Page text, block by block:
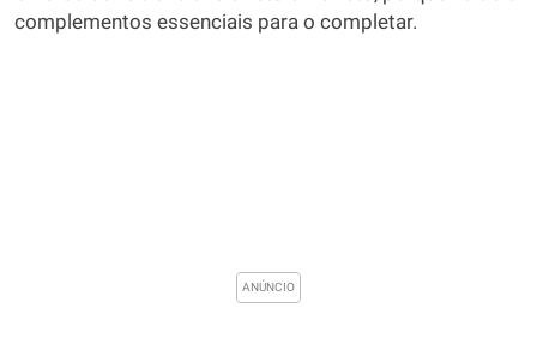
complementos essenciais para o completar.